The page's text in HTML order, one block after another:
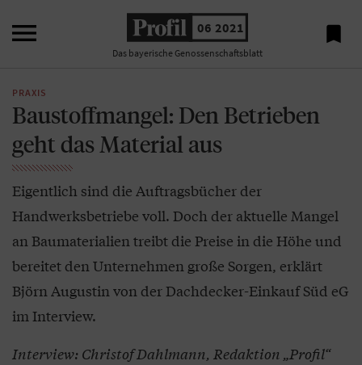
 06 2021
Das bayerische Genossenschaftsblatt

PRAXIS
Baustoffmangel: Den Betrieben
geht das Material aus
Eigentlich sind die Auftragsbücher der
Handwerksbetriebe voll. Doch der aktuelle Mangel
an Baumaterialien treibt die Preise in die Höhe und
bereitet den Unternehmen große Sorgen, erklärt
Björn Augustin von der Dachdecker-Einkauf Süd eG
im Interview.
Interview: Christof Dahlmann, Redaktion „Profil“